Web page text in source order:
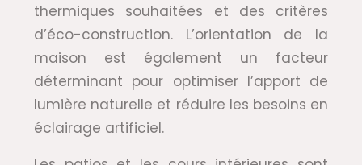
thermiques souhaitées et des critères
d’éco-construction. L’orientation de la
maison est également un facteur
déterminant pour optimiser l’apport de
lumière naturelle et réduire les besoins en
éclairage artificiel.